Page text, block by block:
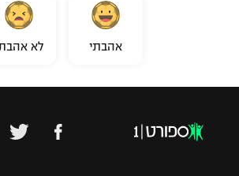
אהבתי לא